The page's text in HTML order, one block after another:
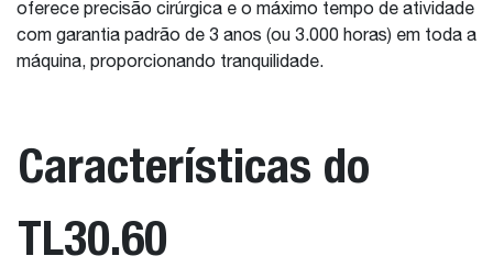
oferece precisão cirúrgica e o máximo tempo de atividade
com garantia padrão de 3 anos (ou 3.000 horas) em toda a
máquina, proporcionando tranquilidade.
Características do
TL30.60